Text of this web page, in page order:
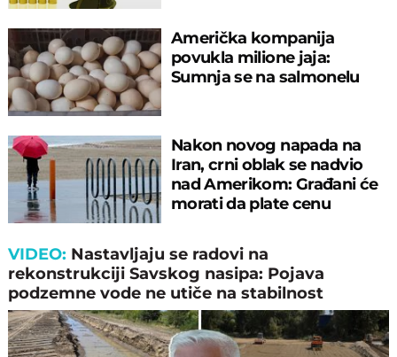
Američka kompanija
povukla milione jaja:
Sumnja se na salmonelu
Nakon novog napada na
Iran, crni oblak se nadvio
nad Amerikom: Građani će
morati da plate cenu
VIDEO: Nastavljaјu se radovi na
rekonstrukciјi Savskog nasipa: Poјava
podzemne vode ne utiče na stabilnost